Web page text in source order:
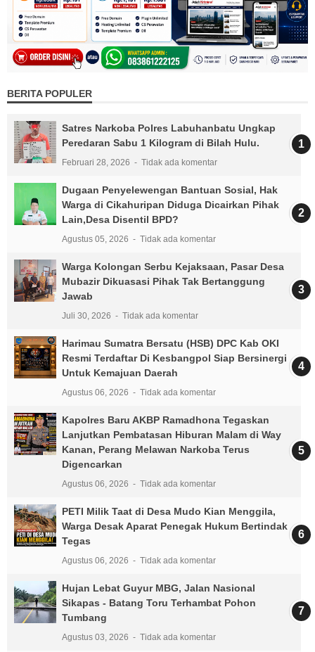
BERITA POPULER
Satres Narkoba Polres Labuhanbatu Ungkap
Peredaran Sabu 1 Kilogram di Bilah Hulu.
Februari 28, 2026 Tidak ada komentar
Dugaan Penyelewengan Bantuan Sosial, Hak
Warga di Cikahuripan Diduga Dicairkan Pihak
Lain,Desa Disentil BPD?
Agustus 05, 2026 Tidak ada komentar
Warga Kolongan Serbu Kejaksaan, Pasar Desa
Mubazir Dikuasasi Pihak Tak Bertanggung
Jawab
Juli 30, 2026 Tidak ada komentar
Harimau Sumatra Bersatu (HSB) DPC Kab OKI
Resmi Terdaftar Di Kesbangpol Siap Bersinergi
Untuk Kemajuan Daerah
Agustus 06, 2026 Tidak ada komentar
Kapolres Baru AKBP Ramadhona Tegaskan
Lanjutkan Pembatasan Hiburan Malam di Way
Kanan, Perang Melawan Narkoba Terus
Digencarkan
Agustus 06, 2026 Tidak ada komentar
PETI Milik Taat di Desa Mudo Kian Menggila,
Warga Desak Aparat Penegak Hukum Bertindak
Tegas
Agustus 06, 2026 Tidak ada komentar
Hujan Lebat Guyur MBG, Jalan Nasional
Sikapas - Batang Toru Terhambat Pohon
Tumbang
Agustus 03, 2026 Tidak ada komentar